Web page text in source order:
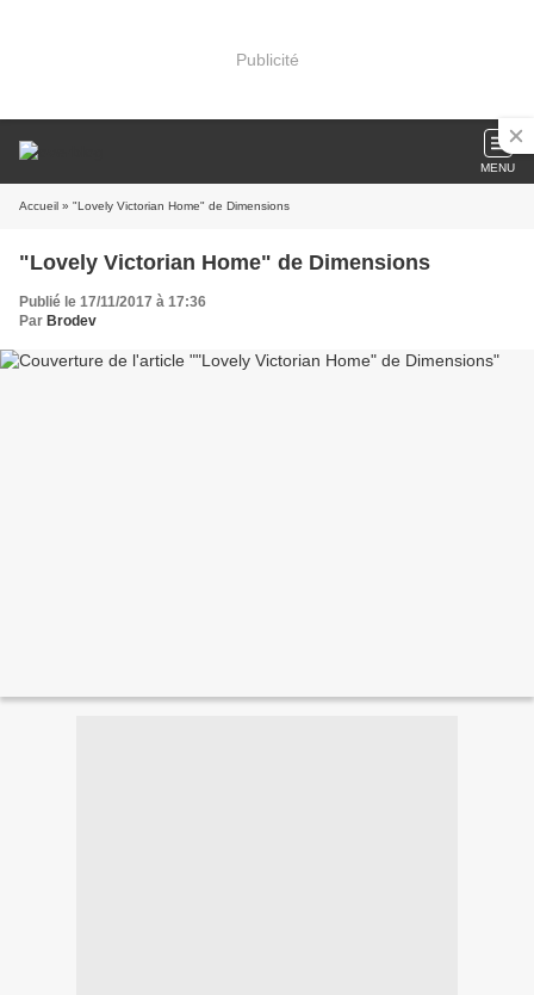
Publicité
MENU
Accueil » "Lovely Victorian Home" de Dimensions
"Lovely Victorian Home" de Dimensions
Publié le 17/11/2017 à 17:36
Par Brodev